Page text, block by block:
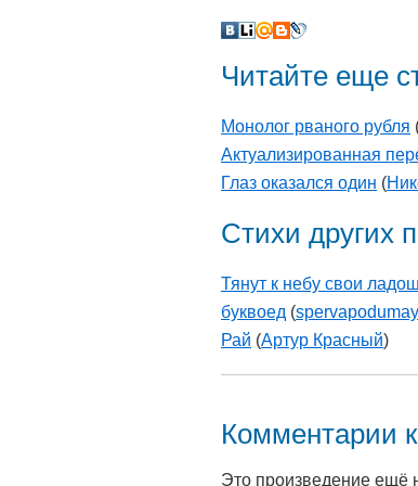
Читайте еще
Монолог рваного рубля
Актуализированная
Глаз оказался один (
Стихи других
Тянут к небу свои
буквоед (spervapodumay
Рай (Артур Красный)
Комментарии
Это произведение ещё